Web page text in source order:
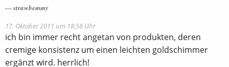
strawbemmy
17. Oktober 2011 um 18:56 Uhr
ich bin immer recht angetan von produkten, deren
cremige konsistenz um einen leichten goldschimmer
ergänzt wird. herrlich!